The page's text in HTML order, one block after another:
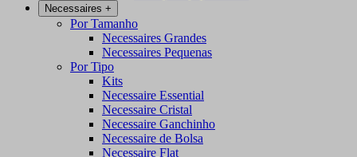
Necessaires +
Por Tamanho
Necessaires Grandes
Necessaires Pequenas
Por Tipo
Kits
Necessaire Essential
Necessaire Cristal
Necessaire Ganchinho
Necessaire de Bolsa
Necessaire Flat